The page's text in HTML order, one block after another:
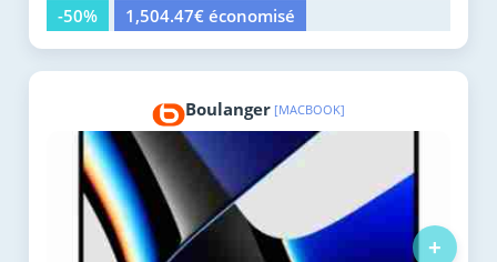
-50%
1,504.47€ économisé
Boulanger [MACBOOK]
+